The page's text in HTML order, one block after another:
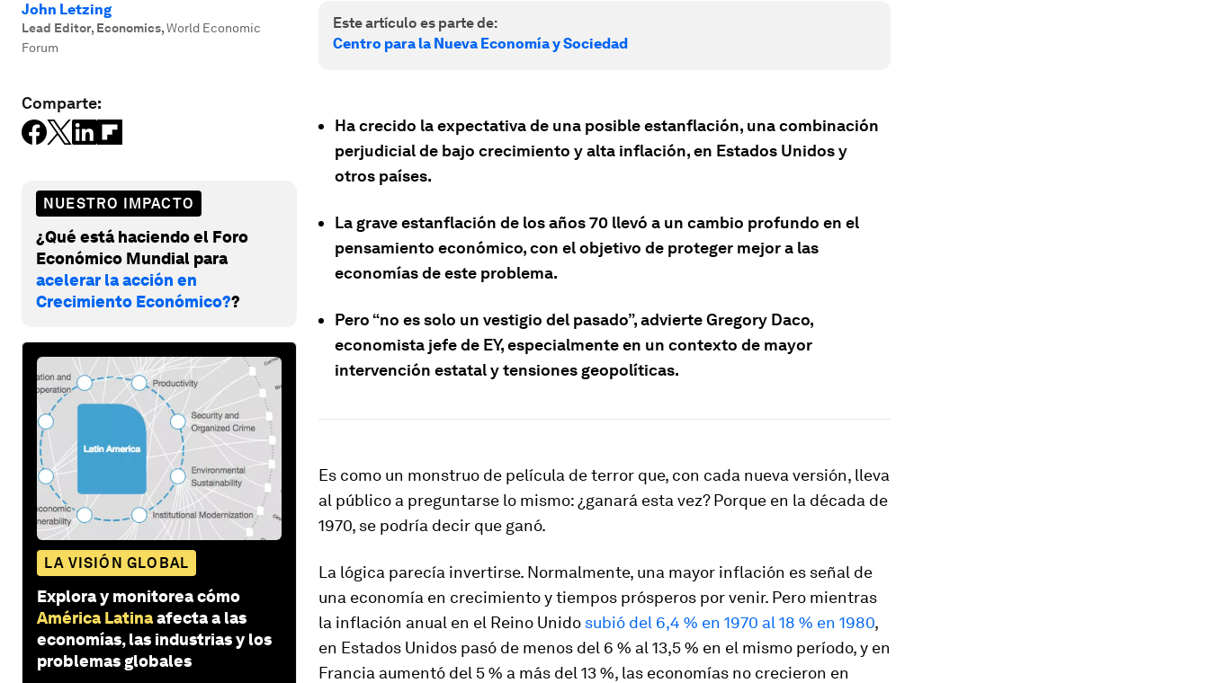
John Letzing
Lead Editor, Economics,World Economic
Forum
Comparte:
NUESTRO IMPACTO
¿Qué está haciendo el Foro
Económico Mundial para
acelerar la acción en
Crecimiento Económico??
LA VISIÓN GLOBAL
Explora y monitorea cómo
América Latinaafecta a las
economías, las industrias y los
problemas globales
Este artículo es parte de:
Centro para la Nueva Economía y Sociedad
Ha crecido la expectativa de una posible estanflación, una combinación
perjudicial de bajo crecimiento y alta inflación, en Estados Unidos y
otros países.
La grave estanflación de los años 70 llevó a un cambio profundo en el
pensamiento económico, con el objetivo de proteger mejor a las
economías de este problema.
Pero “no es solo un vestigio del pasado”, advierte Gregory Daco,
economista jefe de EY, especialmente en un contexto de mayor
intervención estatal y tensiones geopolíticas.
Es como un monstruo de película de terror que, con cada nueva versión, lleva
al público a preguntarse lo mismo: ¿ganará esta vez? Porque en la década de
1970, se podría decir que ganó.
La lógica parecía invertirse. Normalmente, una mayor inflación es señal de
una economía en crecimiento y tiempos prósperos por venir. Pero mientras
la inflación anual en el Reino Unido subió del 6,4 % en 1970 al 18 % en 1980,
en Estados Unidos pasó de menos del 6 % al 13,5 % en el mismo período, y en
Francia aumentó del 5 % a más del 13 %, las economías no crecieron en